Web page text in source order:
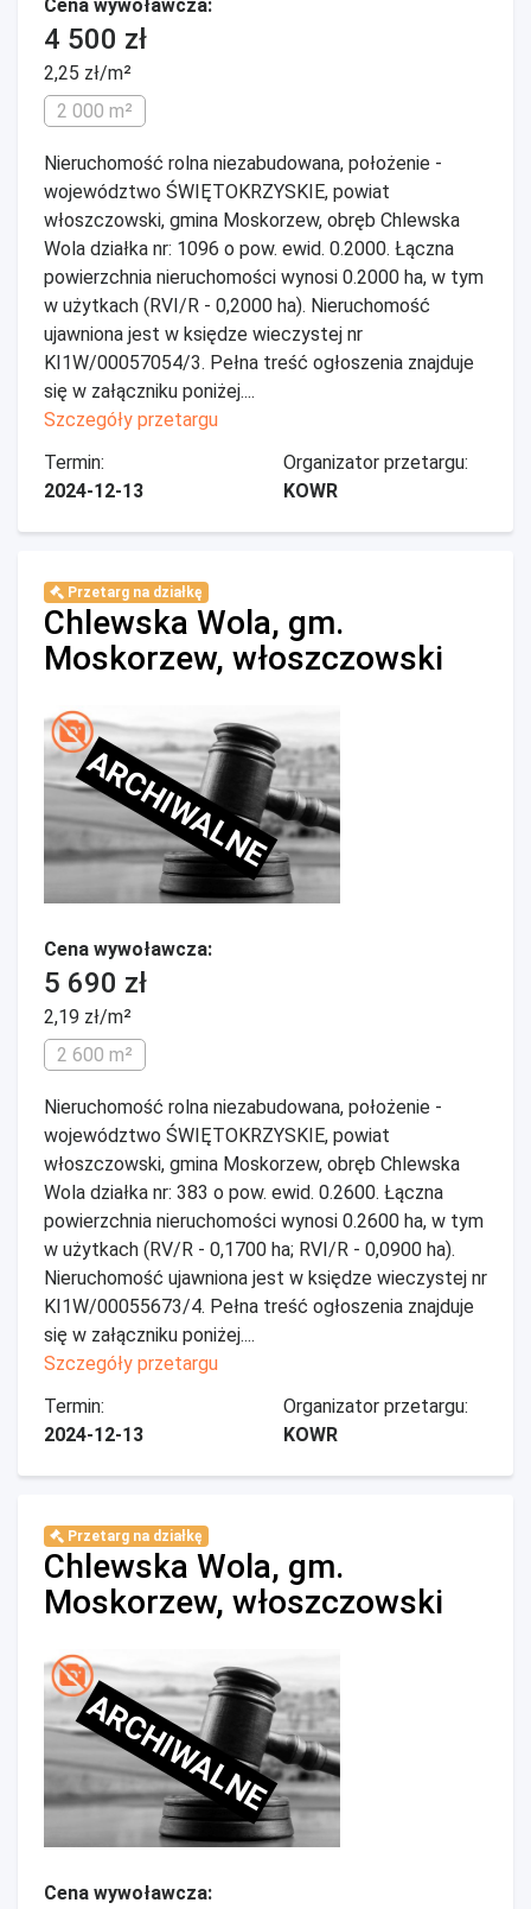
Cena wywoławcza:
4 500 zł
2,25 zł/m²
2 000 m²
Nieruchomość rolna niezabudowana, położenie -
województwo ŚWIĘTOKRZYSKIE, powiat
włoszczowski, gmina Moskorzew, obręb Chlewska
Wola działka nr: 1096 o pow. ewid. 0.2000. Łączna
powierzchnia nieruchomości wynosi 0.2000 ha, w tym
w użytkach (RVI/R - 0,2000 ha). Nieruchomość
ujawniona jest w księdze wieczystej nr
KI1W/00057054/3. Pełna treść ogłoszenia znajduje
się w załączniku poniżej....
Szczegóły przetargu
Termin:
2024-12-13
Organizator przetargu:
KOWR
Przetarg na działkę
Chlewska Wola, gm.
Moskorzew, włoszczowski
ARCHIWALNE
Cena wywoławcza:
5 690 zł
2,19 zł/m²
2 600 m²
Nieruchomość rolna niezabudowana, położenie -
województwo ŚWIĘTOKRZYSKIE, powiat
włoszczowski, gmina Moskorzew, obręb Chlewska
Wola działka nr: 383 o pow. ewid. 0.2600. Łączna
powierzchnia nieruchomości wynosi 0.2600 ha, w tym
w użytkach (RV/R - 0,1700 ha; RVI/R - 0,0900 ha).
Nieruchomość ujawniona jest w księdze wieczystej nr
KI1W/00055673/4. Pełna treść ogłoszenia znajduje
się w załączniku poniżej....
Szczegóły przetargu
Termin:
2024-12-13
Organizator przetargu:
KOWR
Przetarg na działkę
Chlewska Wola, gm.
Moskorzew, włoszczowski
ARCHIWALNE
Cena wywoławcza: